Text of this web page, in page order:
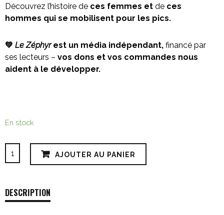
Découvrez l’histoire de ces femmes et de ces
hommes qui se mobilisent pour les pics.
💚 Le Zéphyrest un média indépendant, financé par
ses lecteurs – vos dons et vos commandes nous
aident à le développer.
En stock
de
n°20
AJOUTER AU PANIER
DESCRIPTION